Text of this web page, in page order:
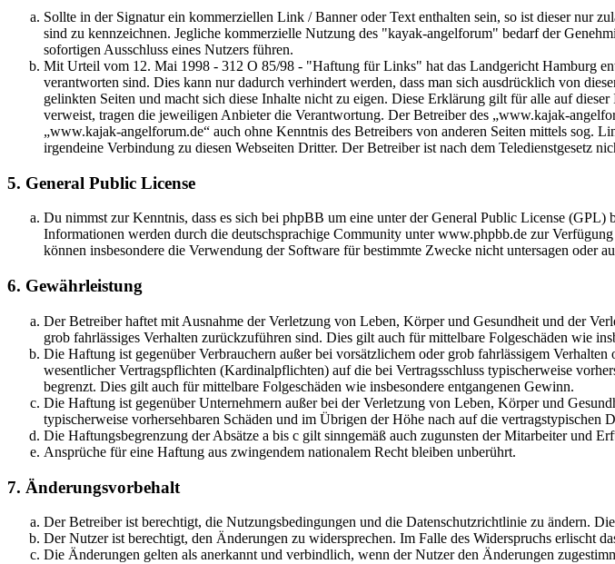
Sollte in der Signatur ein kommerziellen Link / Banner oder Text enthalten sein, so ist dieser nur
sind zu kennzeichnen. Jegliche kommerzielle Nutzung des "kayak-angelforum" bedarf der
sofortigen Ausschluss eines Nutzers führen.
Mit Urteil vom 12. Mai 1998 - 312 O 85/98 - "Haftung für Links" hat das Landgericht Hamburg
verantworten sind. Dies kann nur dadurch verhindert werden, dass man sich ausdrücklich von
gelinkten Seiten und macht sich diese Inhalte nicht zu eigen. Diese Erklärung gilt für alle auf
verweist, tragen die jeweiligen Anbieter die Verantwortung. Der Betreiber des „www.kajak-
„www.kajak-angelforum.de“ auch ohne Kenntnis des Betreibers von anderen Seiten mittels
irgendeine Verbindung zu diesen Webseiten Dritter. Der Betreiber ist nach dem Teledienstgesetz
5. General Public License
Du nimmst zur Kenntnis, dass es sich bei phpBB um eine unter der General Public License
Informationen werden durch die deutschsprachige Community unter www.phpbb.de zur
können insbesondere die Verwendung der Software für bestimmte Zwecke nicht untersagen oder
6. Gewährleistung
Der Betreiber haftet mit Ausnahme der Verletzung von Leben, Körper und Gesundheit und der
grob fahrlässiges Verhalten zurückzuführen sind. Dies gilt auch für mittelbare Folgeschäden wie
Die Haftung ist gegenüber Verbrauchern außer bei vorsätzlichem oder grob fahrlässigem
wesentlicher Vertragspflichten (Kardinalpflichten) auf die bei Vertragsschluss typischerweise
begrenzt. Dies gilt auch für mittelbare Folgeschäden wie insbesondere entgangenen Gewinn.
Die Haftung ist gegenüber Unternehmern außer bei der Verletzung von Leben, Körper und
typischerweise vorhersehbaren Schäden und im Übrigen der Höhe nach auf die
Die Haftungsbegrenzung der Absätze a bis c gilt sinngemäß auch zugunsten der Mitarbeiter und
Ansprüche für eine Haftung aus zwingendem nationalem Recht bleiben unberührt.
7. Änderungsvorbehalt
Der Betreiber ist berechtigt, die Nutzungsbedingungen und die Datenschutzrichtlinie zu ändern.
Der Nutzer ist berechtigt, den Änderungen zu widersprechen. Im Falle des Widerspruchs erlischt
Die Änderungen gelten als anerkannt und verbindlich, wenn der Nutzer den Änderungen